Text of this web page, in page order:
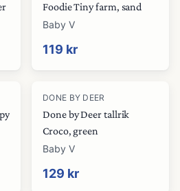
Foodie Tiny farm, sand
Baby V
119 kr
DONE BY DEER
Done by Deer tallrik
Croco, green
Baby V
129 kr